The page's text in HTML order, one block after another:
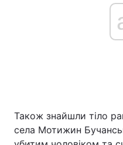
Також знайшли тіло
села Мотижин